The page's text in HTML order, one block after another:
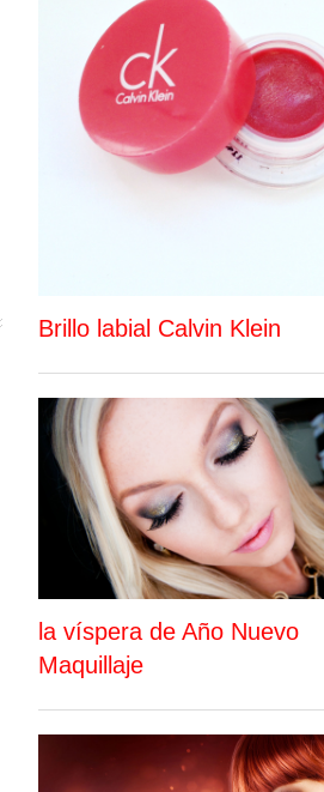
Brillo labial Calvin Klein
la víspera de Año Nuevo
Maquillaje